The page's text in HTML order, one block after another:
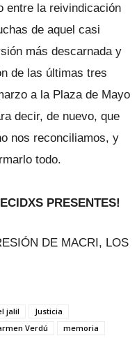
entre la reivindicación
de aquel casi
más descarnada y
de las últimas tres
a la Plaza de Mayo
decir, de nuevo, que
nos reconciliamos, y
todo.
PRESENTES!
DE MACRI, LOS
jalil
Justicia
Verdú
memoria